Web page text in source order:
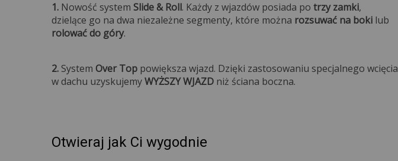
1. Nowość system Slide & Roll. Każdy z wjazdów posiada po trzy zamki,
dzielące go na dwa niezależne segmenty, które można rozsuwać na boki lub
rolować do góry.
2. System Over Top powiększa wjazd. Dzięki zastosowaniu specjalnego wcięcia
w dachu uzyskujemyWYŻSZY WJAZD niż ściana boczna.
Otwieraj jak Ci wygodnie